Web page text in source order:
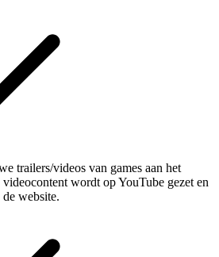
trailers/videos van games aan het
wordt op YouTube gezet en
website.